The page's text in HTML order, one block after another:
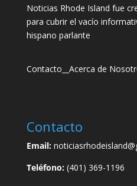
Noticias Rhode Island fue
para cubrir el vacío
hispano parlante
Contacto Acerca de
Contacto
Email:
Teléfono:(401) 369-1196